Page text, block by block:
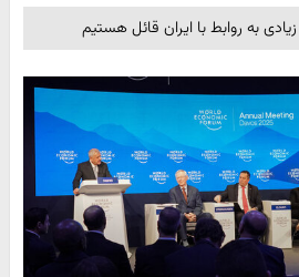
به روابط با ایران قائل هستیم